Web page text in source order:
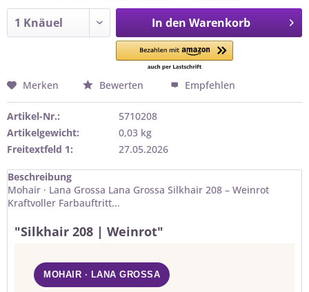
In den Warenkorb
Merken Bewerten Empfehlen
Artikel-Nr.:
5710208
Artikelgewicht:
0,03 kg
Freitextfeld 1:
27.05.2026
Beschreibung
Mohair · Lana Grossa Lana Grossa Silkhair 208 – Weinrot
Kraftvoller Farbauftritt...
"Silkhair 208 | Weinrot"
MOHAIR · LANA GROSSA